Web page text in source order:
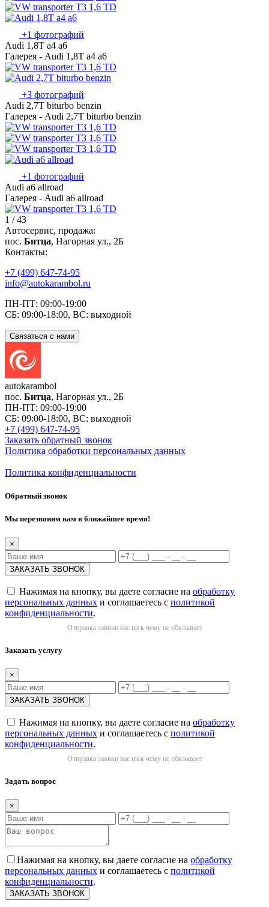
+1 фотографий
Audi 1,8T a4 a6
Галерея - Audi 1,8T a4 a6
+3 фотографий
Audi 2,7T biturbo benzin
Галерея - Audi 2,7T biturbo benzin
+1 фотографий
Audi a6 allroad
Галерея - Audi a6 allroad
1 / 43
Автосервис, продажа:
пос. Битца, Нагорная ул., 2Б
Контакты:
+7 (499) 647-74-95
info@autokarambol.ru
ПН-ПТ: 09:00-19:00
СБ: 09:00-18:00, ВС: выходной
Связаться с нами
autokarambol
пос. Битца, Нагорная ул., 2Б
ПН-ПТ: 09:00-19:00
СБ: 09:00-18:00, ВС: выходной
+7 (499) 647-74-95
Заказать обратный звонок
Политика обработки персональных данных
Политика конфиденциальности
Обратный звонок
Мы перезвоним вам в ближайшее время!
×
Нажимая на кнопку, вы даете согласие на обработку
персональных данных и соглашаетесь с политикой
конфиденциальности.
Отправка заявки вас ни к чему не обязывает
Заказать услугу
×
Нажимая на кнопку, вы даете согласие на обработку
персональных данных и соглашаетесь с политикой
конфиденциальности.
Отправка заявки вас ни к чему не обязывает
Задать вопрос
×
Нажимая на кнопку, вы даете согласие на обработку
персональных данных и соглашаетесь с политикой
конфиденциальности.